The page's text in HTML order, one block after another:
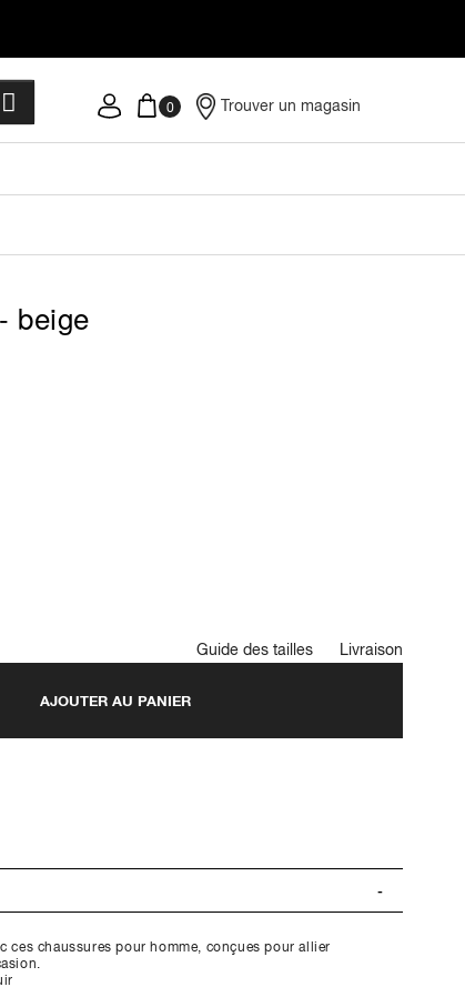
Trouver un magasin
beige
Guide des tailles Livraison
AJOUTER AU PANIER
ces chaussures pour homme, conçues pour allier